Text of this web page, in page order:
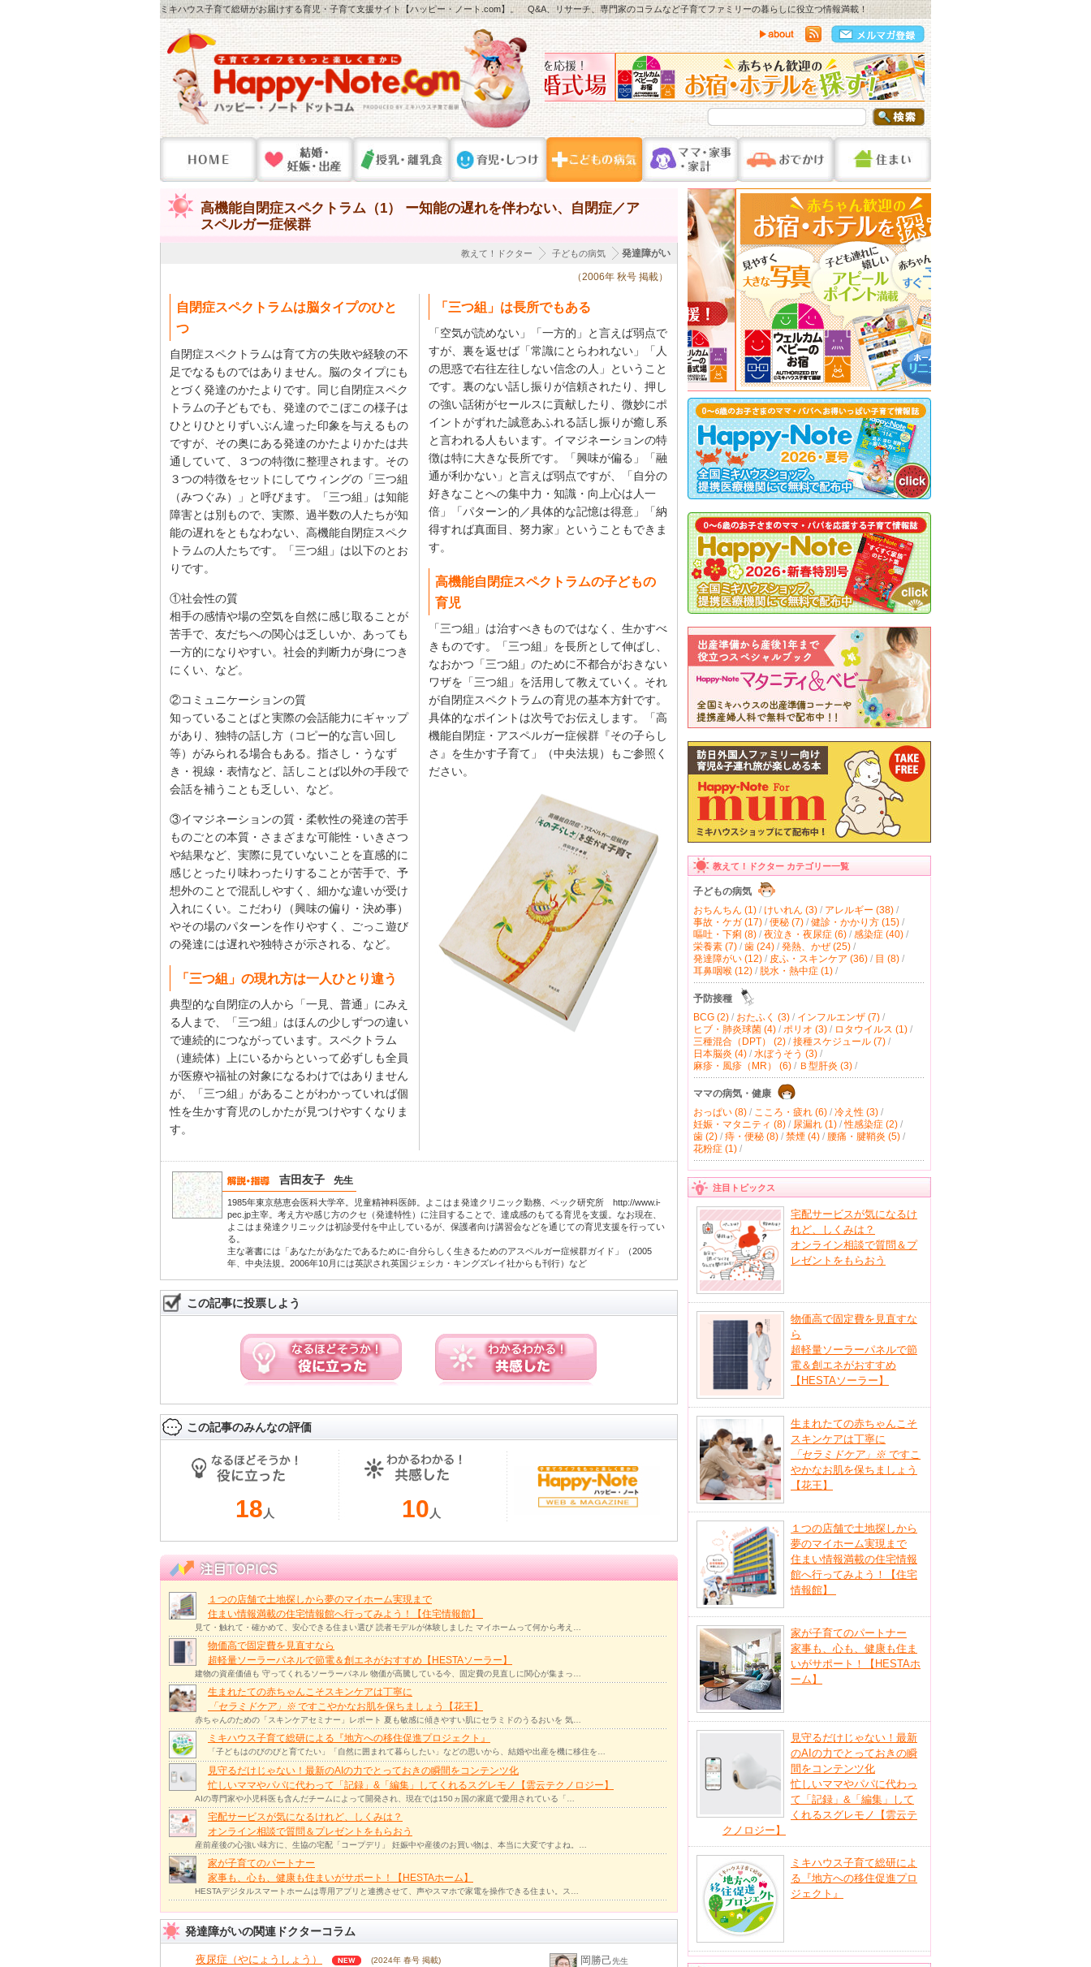
ミキハウス子育て総研がお届けする育児・子育て支援サイト【ハッピー・ノート.com】。 Q&A、リサーチ、専門家のコラムなど子育てファミリーの暮らしに役立つ情報満載！
高機能自閉症スペクトラム（1） ー知能の遅れを伴わない、自閉症／ア
スペルガー症候群
発達障がい
子どもの病気
教えて！ドクター
（2006年 秋号 掲載）
自閉症スペクトラムは脳タイプのひと
つ
自閉症スペクトラムは育て方の失敗や経験の不
足でなるものではありません。脳のタイプにも
とづく発達のかたよりです。同じ自閉症スペク
トラムの子どもでも、発達のでこぼこの様子は
ひとりひとりずいぶん違った印象を与えるもの
ですが、その奥にある発達のかたよりかたは共
通していて、３つの特徴に整理されます。その
３つの特徴をセットにしてウィングの「三つ組
（みつぐみ）」と呼びます。「三つ組」は知能
障害とは別もので、実際、過半数の人たちが知
能の遅れをともなわない、高機能自閉症スペク
トラムの人たちです。「三つ組」は以下のとお
りです。
①社会性の質
相手の感情や場の空気を自然に感じ取ることが
苦手で、友だちへの関心は乏しいか、あっても
一方的になりやすい。社会的判断力が身につき
にくい、など。
②コミュニケーションの質
知っていることばと実際の会話能力にギャップ
があり、独特の話し方（コピー的な言い回し
等）がみられる場合もある。指さし・うなず
き・視線・表情など、話しことば以外の手段で
会話を補うことも乏しい、など。
③イマジネーションの質・柔軟性の発達の苦手
ものごとの本質・さまざまな可能性・いきさつ
や結果など、実際に見ていないことを直感的に
感じとったり味わったりすることが苦手で、予
想外のことで混乱しやすく、細かな違いが受け
入れにくい。こだわり（興味の偏り・決め事）
やその場のパターンを作りやすく、ごっこ遊び
の発達には遅れや独特さが示される、など。
「三つ組」の現れ方は一人ひとり違う
典型的な自閉症の人から「一見、普通」にみえ
る人まで、「三つ組」はほんの少しずつの違い
で連続的につながっています。スペクトラム
（連続体）上にいるからといって必ずしも全員
が医療や福祉の対象になるわけではありません
が、「三つ組」があることがわかっていれば個
性を生かす育児のしかたが見つけやすくなりま
す。
「三つ組」は長所でもある
「空気が読めない」「一方的」と言えば弱点で
すが、裏を返せば「常識にとらわれない」「人
の思惑で右往左往しない信念の人」ということ
です。裏のない話し振りが信頼されたり、押し
の強い話術がセールスに貢献したり、微妙にポ
イントがずれた誠意あふれる話し振りが癒し系
と言われる人もいます。イマジネーションの特
徴は特に大きな長所です。「興味が偏る」「融
通が利かない」と言えば弱点ですが、「自分の
好きなことへの集中力・知識・向上心は人一
倍」「パターン的／具体的な記憶は得意」「納
得すれば真面目、努力家」ということもできま
す。
高機能自閉症スペクトラムの子どもの
育児
「三つ組」は治すべきものではなく、生かすべ
きものです。「三つ組」を長所として伸ばし、
なおかつ「三つ組」のために不都合がおきない
ワザを「三つ組」を活用して教えていく。それ
が自閉症スペクトラムの育児の基本方針です。
具体的なポイントは次号でお伝えします。「高
機能自閉症・アスペルガー症候群『その子らし
さ』を生かす子育て」（中央法規）もご参照く
ださい。
吉田友子 先生
1985年東京慈恵会医科大学卒。児童精神科医師。よこはま発達クリニック勤務、ペック研究所 http://www.i-
pec.jp主宰。考え方や感じ方のクセ（発達特性）に注目することで、達成感のもてる育児を支援。なお現在、
よこはま発達クリニックは初診受付を中止しているが、保護者向け講習会などを通じての育児支援を行ってい
る。
主な著書には「あなたがあなたであるために-自分らしく生きるためのアスペルガー症候群ガイド」（2005
年、中央法規。2006年10月には英訳され英国ジェシカ・キングズレイ社からも刊行）など
この記事に投票しよう
この記事のみんなの評価
18 人 10 人
１つの店舗で土地探しから夢のマイホーム実現まで
住まい情報満載の住宅情報館へ行ってみよう！【住宅情報館】
見て・触れて・確かめて、安心できる住まい選び 読者モデルが体験しました マイホームって何から考え…
物価高で固定費を見直すなら
超軽量ソーラーパネルで節電＆創エネがおすすめ【HESTAソーラー】
建物の資産価値も 守ってくれるソーラーパネル 物価が高騰している今、固定費の見直しに関心が集まっ…
生まれたての赤ちゃんこそスキンケアは丁寧に
「セラミドケア」 ※ですこやかなお肌を保ちましょう【花王】
赤ちゃんのための「スキンケアセミナー」レポート 夏も敏感に傾きやすい肌にセラミドのうるおいを 気…
ミキハウス子育て総研による『地方への移住促進プロジェクト』
「子どもはのびのびと育てたい」「自然に囲まれて暮らしたい」などの思いから、結婚や出産を機に移住を…
見守るだけじゃない！最新のAIの力でとっておきの瞬間をコンテンツ化
忙しいママやパパに代わって「記録」&「編集」してくれるスグレモノ【雲云テクノロジー】
AIの専門家や小児科医も含んだチームによって開発され、現在では150ヵ国の家庭で愛用されている「…
宅配サービスが気になるけれど、しくみは？
オンライン相談で質問＆プレゼントをもらおう
産前産後の心強い味方に、生協の宅配「コープデリ」 妊娠中や産後のお買い物は、本当に大変ですよね。…
家が子育てのパートナー
家事も、心も、健康も住まいがサポート！【HESTAホーム】
HESTAデジタルスマートホームは専用アプリと連携させて、声やスマホで家電を操作できる住まい。ス…
発達障がいの関連ドクターコラム
岡勝己先生
夜尿症（やにょうしょう） (2024年 春号 掲載)
教えて！ドクター カテゴリー一覧
子どもの病気
おちんちん (1)/ けいれん (3)/ アレルギー (38)/
事故・ケガ (17)/ 便秘 (7)/ 健診・かかり方 (15)/
嘔吐・下痢 (8)/ 夜泣き・夜尿症 (6)/ 感染症 (40)/
栄養素 (7)/ 歯 (24)/ 発熱、かぜ (25)/
発達障がい (12)/ 皮ふ・スキンケア (36)/ 目 (8)/
耳鼻咽喉 (12)/ 脱水・熱中症 (1)/
予防接種
BCG (2)/ おたふく (3)/ インフルエンザ (7)/
ヒブ・肺炎球菌 (4)/ ポリオ (3)/ ロタウイルス (1)/
三種混合（DPT） (2)/ 接種スケジュール (7)/
日本脳炎 (4)/ 水ぼうそう (3)/
麻疹・風疹（MR） (6)/ Ｂ型肝炎 (3)/
ママの病気・健康
おっぱい (8)/ こころ・疲れ (6)/ 冷え性 (3)/
妊娠・マタニティ (8)/ 尿漏れ (1)/ 性感染症 (2)/
歯 (2)/ 痔・便秘 (8)/ 禁煙 (4)/ 腰痛・腱鞘炎 (5)/
花粉症 (1)/
注目トピックス
宅配サービスが気になるけ
れど、しくみは？
オンライン相談で質問＆プ
レゼントをもらおう
物価高で固定費を見直すな
ら
超軽量ソーラーパネルで節
電＆創エネがおすすめ
【HESTAソーラー】
生まれたての赤ちゃんこそ
スキンケアは丁寧に
「セラミドケア」 ※ ですこ
やかなお肌を保ちましょう
【花王】
１つの店舗で土地探しから
夢のマイホーム実現まで
住まい情報満載の住宅情報
館へ行ってみよう！【住宅
情報館】
家が子育てのパートナー
家事も、心も、健康も住ま
いがサポート！【HESTAホ
ーム】
見守るだけじゃない！最新
のAIの力でとっておきの瞬
間をコンテンツ化
忙しいママやパパに代わっ
て「記録」&「編集」して
くれるスグレモノ【雲云テ
クノロジー】
ミキハウス子育て総研によ
る『地方への移住促進プロ
ジェクト』